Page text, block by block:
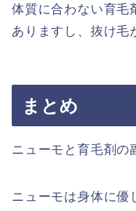
体質に合わない育毛
ありますし、抜け毛
まとめ
ニューモと育毛剤の
ニューモは身体に優